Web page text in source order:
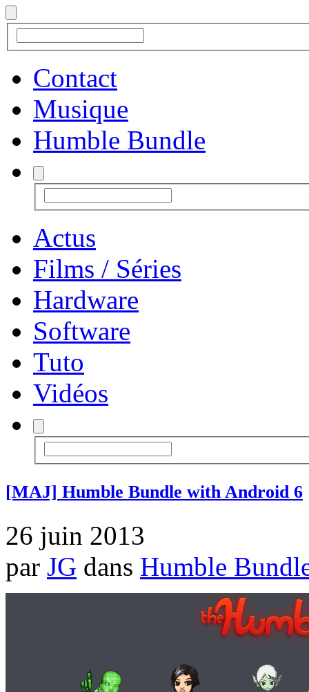
Contact
Musique
Humble Bundle
Actus
Films / Séries
Hardware
Software
Tuto
Vidéos
[MAJ] Humble Bundle with Android 6
26 juin 2013
par JG dans Humble